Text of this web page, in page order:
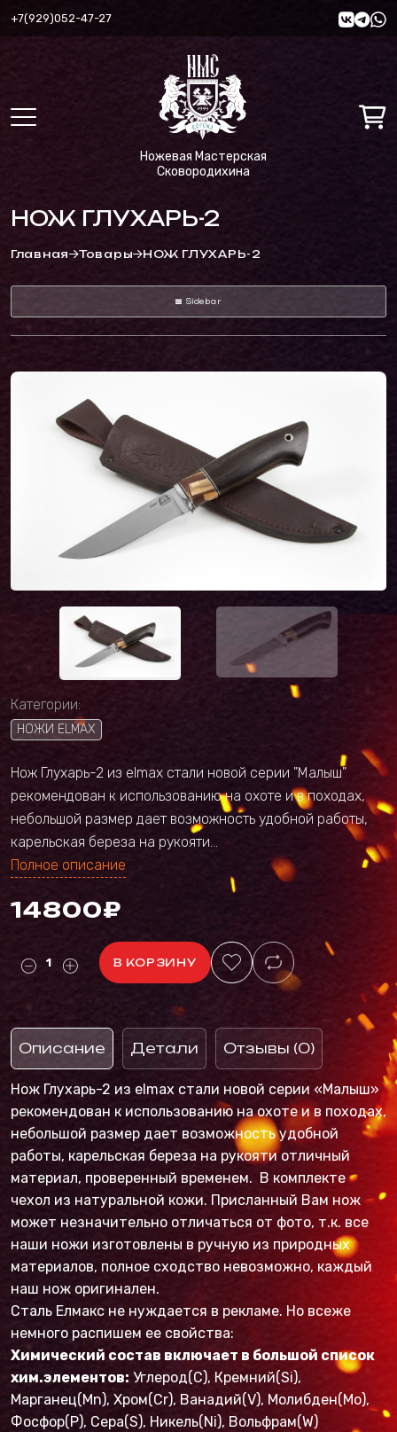
+7(929)052-47-27
Ножевая Мастерская
Сковородихина
НОЖ ГЛУХАРЬ-2
Главная Товары НОЖ ГЛУХАРЬ-2
Sidebar
Категории:
НОЖИ ELMAX
Нож Глухарь-2 из elmax стали новой серии "Малыш"
рекомендован к использованию на охоте и в походах,
небольшой размер дает возможность удобной работы,
карельская береза на рукояти...
Полное описание
14800₽
В КОРЗИНУ
Описание Детали Отзывы (0)
Нож Глухарь-2 из elmax стали новой серии «Малыш»
рекомендован к использованию на охоте и в походах,
небольшой размер дает возможность удобной
работы, карельская береза на рукояти отличный
материал, проверенный временем. В комплекте
чехол из натуральной кожи. Присланный Вам нож
может незначительно отличаться от фото, т.к. все
наши ножи изготовлены в ручную из природных
материалов, полное сходство невозможно, каждый
наш нож оригинален.
Сталь Елмакс не нуждается в рекламе. Но всеже
немного распишем ее свойства:
Химический состав включает в большой список
хим.элементов: Углерод(C), Кремний(Si),
Марганец(Mn), Хром(Cr), Ванадий(V), Молибден(Mo),
Фосфор(P), Сера(S), Никель(Ni), Вольфрам(W)